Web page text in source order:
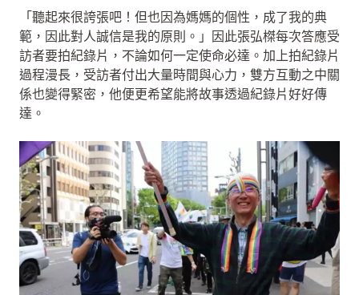
「聽起來很誇張吧！但也因為媽媽的個性，成了我的典
範，因此對人誠信是我的原則。」因此張弘榤每次答應受
訪者要拍紀錄片，不論如何一定使命必達。加上拍紀錄片
過程漫長，受訪者付出大量時間與心力，雙方互動之中關
係也變得緊密，他便更希望能將故事透過紀錄片好好傳
達。